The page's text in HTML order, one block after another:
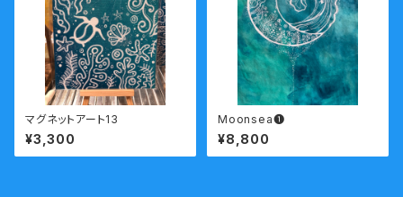
マグネットアート13
¥3,300
Moonsea❶
¥8,800